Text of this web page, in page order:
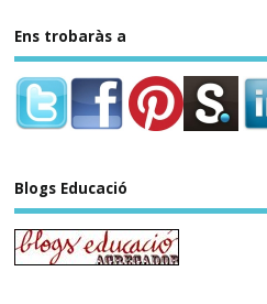
hecho pensar mucho en las
situaciones que yo me
cotidianamente en mi
@socmestre.bsky.social
socmestre.cat/
Mapa de places pel
Ens trobaràs a
Blogs Educació